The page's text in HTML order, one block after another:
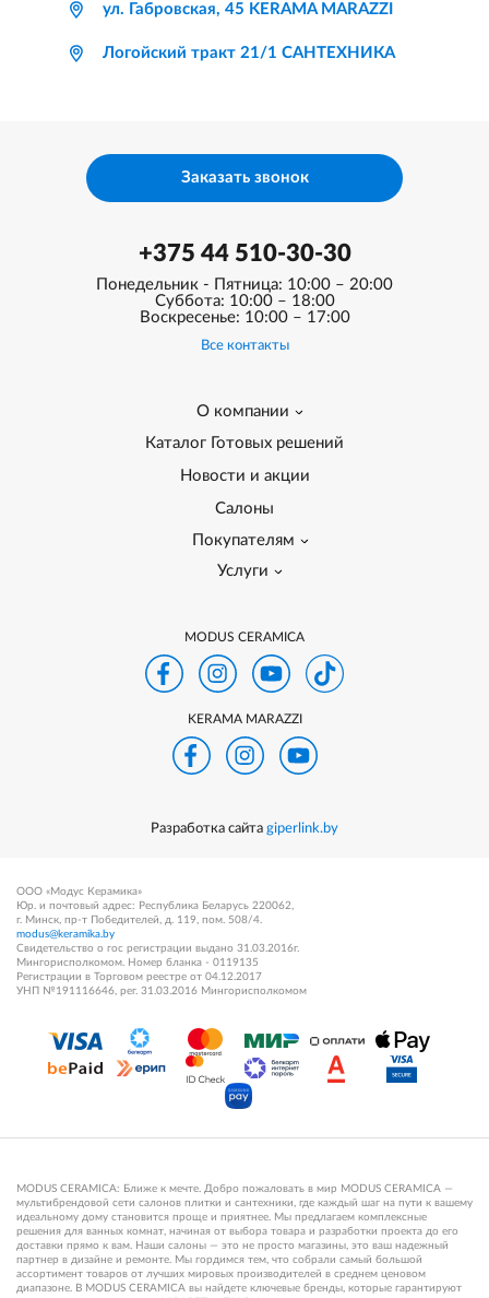
ул. Габровская, 45 KERAMA MARAZZI
Логойский тракт 21/1 САНТЕХНИКА
+375 44 510-30-30
Понедельник - Пятница: 10:00 – 20:00
Суббота: 10:00 – 18:00
Воскресенье: 10:00 – 17:00
Все контакты
О компании
Каталог Готовых решений
Новости и акции
Салоны
Покупателям
Услуги
Заказать звонок
MODUS CERAMICA
KERAMA MARAZZI
Разработка сайта giperlink.by
ООО «Модус Керамика»
Юр. и почтовый адрес: Республика Беларусь 220062,
г. Минск, пр-т Победителей, д. 119, пом. 508/4.
modus@keramika.by
Свидетельство о гос регистрации выдано 31.03.2016г.
Мингорисполкомом. Номер бланка - 0119135
Регистрации в Торговом реестре от 04.12.2017
УНП №191116646, рег. 31.03.2016 Мингорисполкомом
MODUS CERAMICA: Ближе к мечте. Добро пожаловать в мир MODUS CERAMICA —
мультибрендовой сети салонов плитки и сантехники, где каждый шаг на пути к вашему
идеальному дому становится проще и приятнее. Мы предлагаем комплексные
решения для ванных комнат, начиная от выбора товара и разработки проекта до его
доставки прямо к вам. Наши салоны — это не просто магазины, это ваш надежный
партнер в дизайне и ремонте. Мы гордимся тем, что собрали самый большой
ассортимент товаров от лучших мировых производителей в среднем ценовом
диапазоне. В MODUS CERAMICA вы найдете ключевые бренды, которые гарантируют